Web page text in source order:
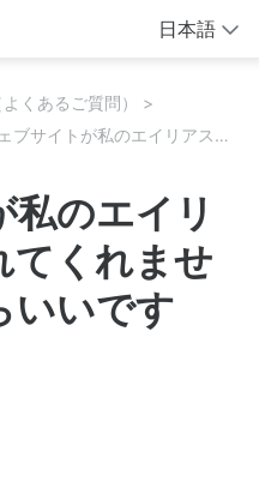
日本語
くあるご質問）
ウェブサイトが私のエイリアスを受け入れてくれません。どうしたらいいですか？
私のエイリ
てくれませ
いいです